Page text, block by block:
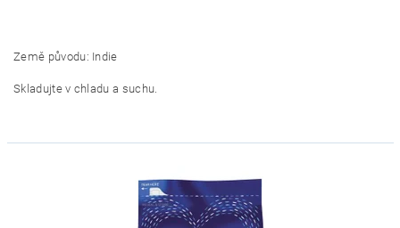
Země původu: Indie
Skladujte v chladu a suchu.